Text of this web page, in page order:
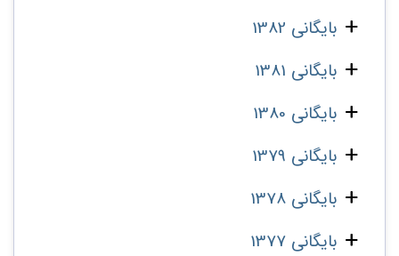
بایگانی 1382
بایگانی 1381
بایگانی 1380
بایگانی 1379
بایگانی 1378
بایگانی 1377